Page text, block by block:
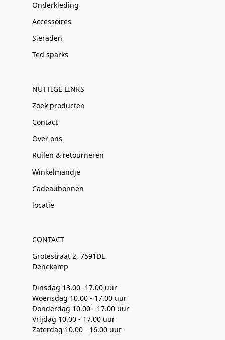
Onderkleding
Accessoires
Sieraden
Ted sparks
NUTTIGE LINKS
Zoek producten
Contact
Over ons
Ruilen & retourneren
Winkelmandje
Cadeaubonnen
locatie
CONTACT
Grotestraat 2, 7591DL
Denekamp
Dinsdag 13.00 -17.00 uur
Woensdag 10.00 - 17.00 uur
Donderdag 10.00 - 17.00 uur
Vrijdag 10.00 - 17.00 uur
Zaterdag 10.00 - 16.00 uur